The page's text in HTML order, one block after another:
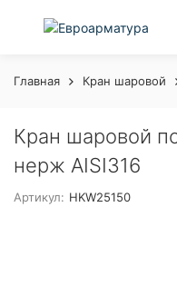
Главная Кран шаровой
Кран шаровой
нерж AISI316
Артикул: HKW25150